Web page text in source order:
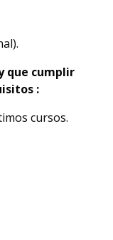
que cumplir
:
cursos.